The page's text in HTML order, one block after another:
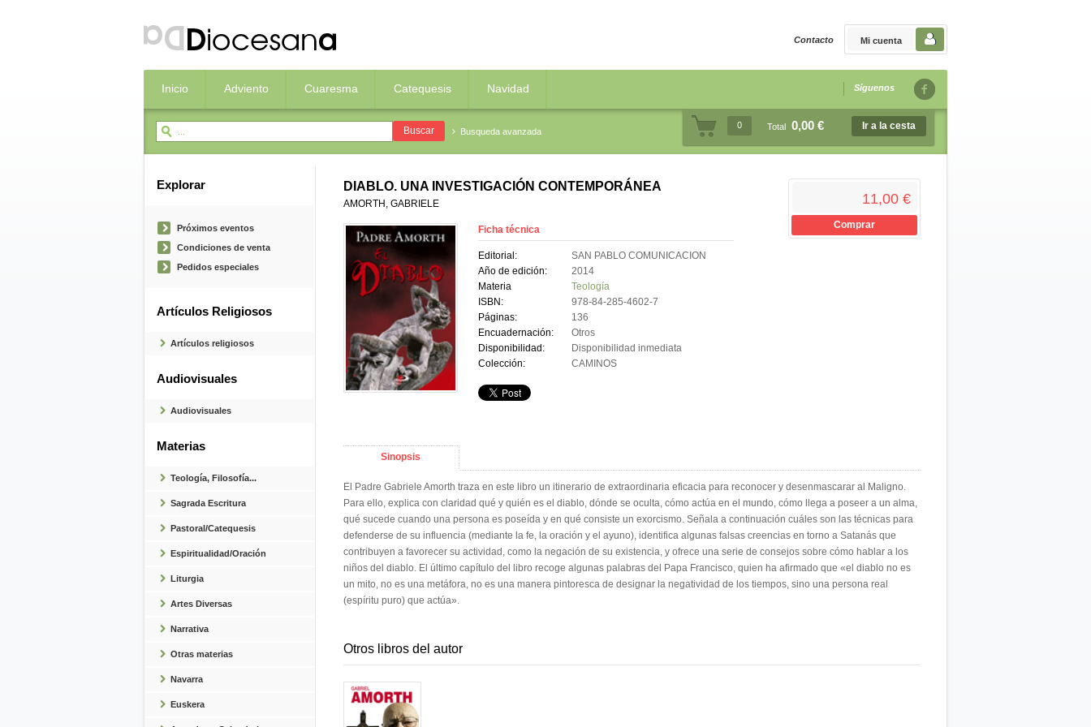
Mi cuenta
Contacto
Inicio Adviento Cuaresma Catequesis Navidad Síguenos
Busqueda avanzada
0 Total 0,00 € Ir a la cesta
Explorar
Próximos eventos
Condiciones de venta
Pedidos especiales
Artículos Religiosos
Artículos religiosos
Audiovisuales
Audiovisuales
Materias
Teología, Filosofía...
Sagrada Escritura
Pastoral/Catequesis
Espiritualidad/Oración
Liturgia
Artes Diversas
Narrativa
Otras materias
Navarra
Euskera
DIABLO. UNA INVESTIGACIÓN CONTEMPORÁNEA
AMORTH, GABRIELE
Ficha técnica
Editorial:
SAN PABLO COMUNICACION
Año de edición:
2014
Materia
Teología
ISBN:
978-84-285-4602-7
Páginas:
136
Encuadernación:
Otros
Disponibilidad:
Disponibilidad inmediata
Colección:
CAMINOS
11,00 €
Comprar
Sinopsis
El Padre Gabriele Amorth traza en este libro un itinerario de extraordinaria eficacia para reconocer y desenmascarar al Maligno.
Para ello, explica con claridad qué y quién es el diablo, dónde se oculta, cómo actúa en el mundo, cómo llega a poseer a un alma,
qué sucede cuando una persona es poseída y en qué consiste un exorcismo. Señala a continuación cuáles son las técnicas para
defenderse de su influencia (mediante la fe, la oración y el ayuno), identifica algunas falsas creencias en torno a Satanás que
contribuyen a favorecer su actividad, como la negación de su existencia, y ofrece una serie de consejos sobre cómo hablar a los
niños del diablo. El último capítulo del libro recoge algunas palabras del Papa Francisco, quien ha afirmado que «el diablo no es
un mito, no es una metáfora, no es una manera pintoresca de designar la negatividad de los tiempos, sino una persona real
(espíritu puro) que actúa».
Otros libros del autor